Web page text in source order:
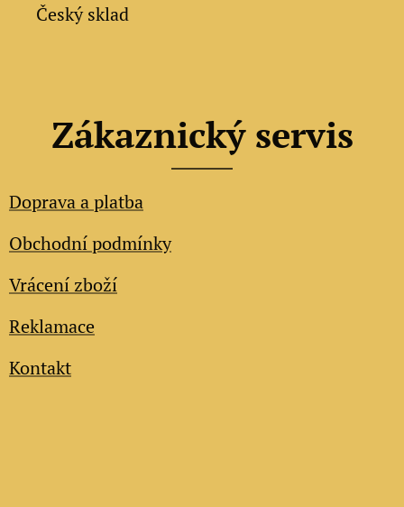
✔ Český sklad
Zákaznický servis
Doprava a platba
Obchodní podmínky
Vrácení zboží
Reklamace
Kontakt